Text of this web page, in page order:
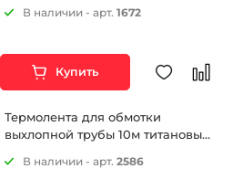
В наличии - арт.1672
Купить
Термолента для обмотки
выхлопной трубы 10м титановый
В наличии - арт.2586